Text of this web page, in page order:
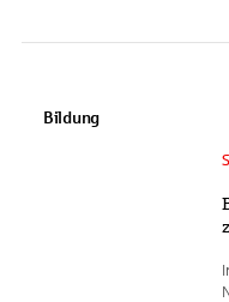
Bildung